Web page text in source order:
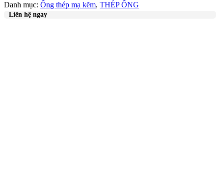
Danh mục: Ống thép mạ kẽm, THÉP ỐNG
Liên hệ ngay